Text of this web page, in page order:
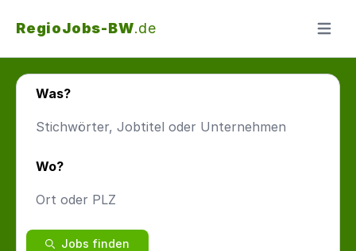
RegioJobs-BW.de Menü
Was?
Wo?
Jobs finden